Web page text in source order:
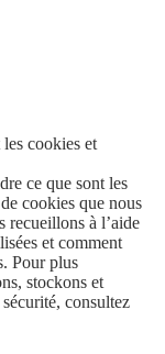
cookies et
ce que sont les
cookies que nous
recueillons à l’aide
et comment
Pour plus
stockons et
consultez